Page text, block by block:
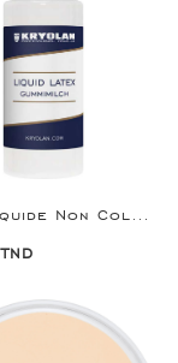
Latex Liquide Non Coloré